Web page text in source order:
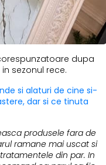
dupa
sezonul rece.
si alaturi de cine si-
dar si ce tinuta
produsele fara de
ramane mai uscat si
din par. In